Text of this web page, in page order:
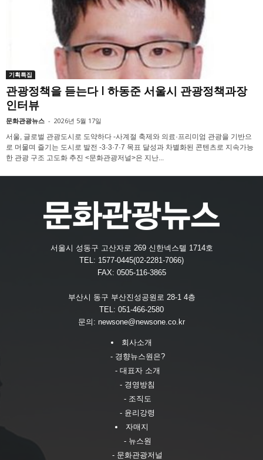
기획특집
관광정책을 듣는다 l 하동준 서울시 관광정책과장
인터뷰
문화관광뉴스 - 2026년 5월 17일
서울, 글로벌 관광도시로 도약하다 -사계절 축제와 의료·프리미엄 관광을 기반으
로 머물며 즐기는 도시로 발전 -3·3·7·7 목표 달성과 차별화된 콘텐츠로 지속가능
한 관광 구조 고도화 추진 <문화관광저널>은 지난...
서울시 성동구 고산자로 269 신한넥스텔 1714호
TEL: 1577-0445(02-2281-7066)
FAX: 0505-116-3865
부산시 동구 부산진성공원로 28-1 4층
TEL: 051-466-2580
문의: newsone@newsone.co.kr
회사소개
- 경향뉴스원은?
- 대표자 소개
- 경영방침
- 조직도
- 윤리강령
자매지
- 뉴스원
- 문화관광저널